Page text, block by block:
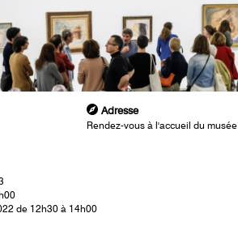
Adresse
Rendez-vous à l'accueil du musée
de 12h30 à 14h00